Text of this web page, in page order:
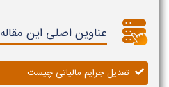
عناوین اصلی این مقاله
تعدیل جرایم مالیاتی چیست